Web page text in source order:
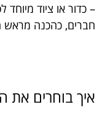
– כדור או ציוד
חברים, כהכנה מראש
איך בוחרים את